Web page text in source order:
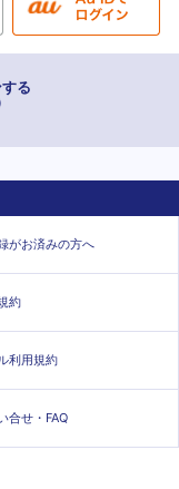
る
がお済みの方へ
約
利用規約
合せ・FAQ